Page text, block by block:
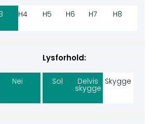
H4 H5 H6 H7 H8
Nei
Lysforhold:
Sol Delvis
skygge
Skygge